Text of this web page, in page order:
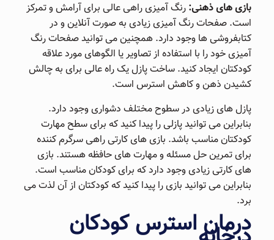
بازی های ذهنی: رنگ آمیزی راهی عالی برای آرامش و تمرکز
است. صفحات رنگ آمیزی زیادی به صورت آنلاین و در
کتابفروشی ها وجود دارد. همچنین می توانید صفحات رنگ
آمیزی خود را با استفاده از تصاویر یا الگوهای مورد علاقه
کودکتان ایجاد کنید. ساخت پازل یک راه عالی برای به چالش
کشیدن ذهن و کاهش استرس است.
پازل های زیادی در سطوح مختلف دشواری وجود دارد.
بنابراین می توانید پازلی را پیدا کنید که برای سطح مهارت
کودکتان مناسب باشد. بازی های کارتی راهی سرگرم کننده
برای تمرین حل مسئله و مهارت های حافظه هستند. بازی
های کارتی زیادی وجود دارد که برای کودکان مناسب است.
بنابراین می توانید بازی را پیدا کنید که کودکتان از آن لذت می
برد.
درمان استرس کودکان